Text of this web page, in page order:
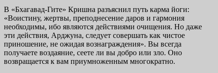
В «Бхагавад-Гите» Кришна разъяснил путь карма йоги:
«Воистину, жертвы, преподнесение даров и гармония
необходимы, ибо являются действиями очищения. Но даже
эти действия, Арджуна, следует совершать как чистое
приношение, не ожидая вознаграждения». Вы всегда
получаете воздаяние, сеете ли вы добро или зло. Оно
возвращается к вам приумноженным многократно.